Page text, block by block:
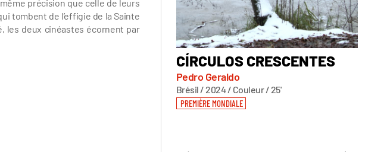
précision que celle de leurs
tombent de l’effigie de la Sainte
les deux cinéastes écornent par
CÍRCULOS CRESCENTES
Pedro Geraldo
Brésil / 2024 / Couleur / 25'
PREMIÈRE MONDIALE